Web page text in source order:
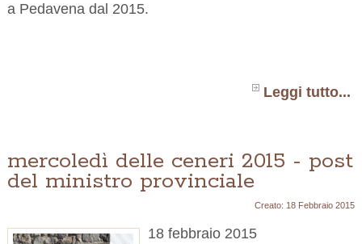
a Pedavena dal 2015.
Leggi tutto...
mercoledì delle ceneri 2015 - post
del ministro provinciale
Creato: 18 Febbraio 2015
18 febbraio 2015